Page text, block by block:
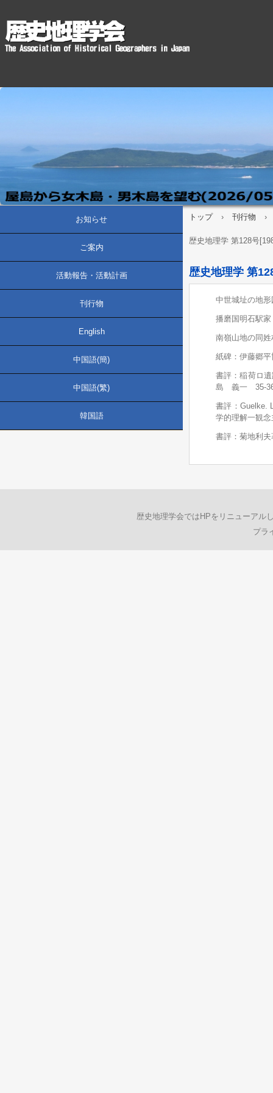
トップ › 刊行物 ›
歴史地理学 第128号
歴史地理学 第
中世城址の地
播磨国明石駅
南嶺山地の同
紙碑：伊藤郷
書評：稲荷ロ
島 義一 35-
書評：Guelke.
学的理解一観
書評：菊地利
お知らせ
ご案内
活動報告・活動計画
刊行物
English
中国語(簡)
中国語(繁)
韓国語
歴史地理学会ではHPをリニューアル
プラ